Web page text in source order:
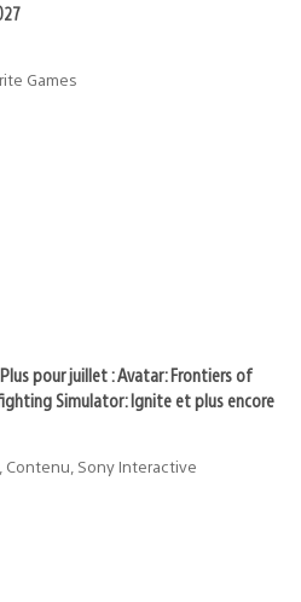
Games
pour juillet : Avatar: Frontiers of
Simulator: Ignite et plus encore
Contenu, Sony Interactive